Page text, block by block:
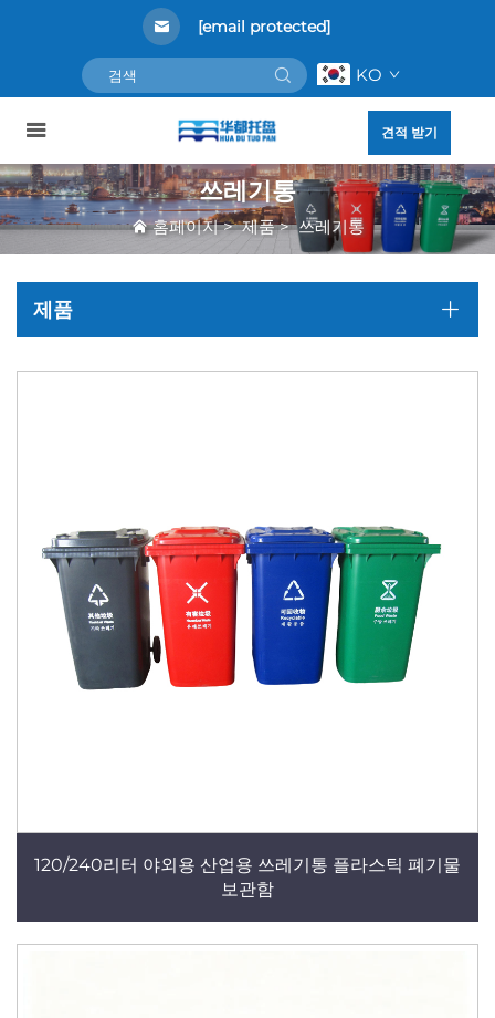
[email protected]
KO
견적 받기
쓰레기통
홈페이지>제품>쓰레기통
제품
120/240리터 야외용 산업용 쓰레기통 플라스틱 폐기물
보관함